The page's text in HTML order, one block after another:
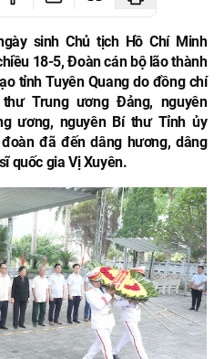
sinh Chủ tịch Hồ Chí Minh
18-5, Đoàn cán bộ lão thành
tỉnh Tuyên Quang do đồng chí
Trung ương Đảng, nguyên
ương, nguyên Bí thư Tỉnh ủy
đã đến dâng hương, dâng
quốc gia Vị Xuyên.